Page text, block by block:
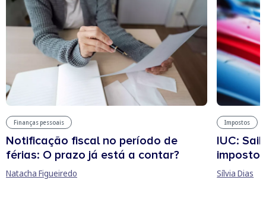
Finanças pessoais
Notificação fiscal no período de
férias: O prazo já está a contar?
Natacha Figueiredo
Impostos
IUC:
imposto
Sílvia Dias